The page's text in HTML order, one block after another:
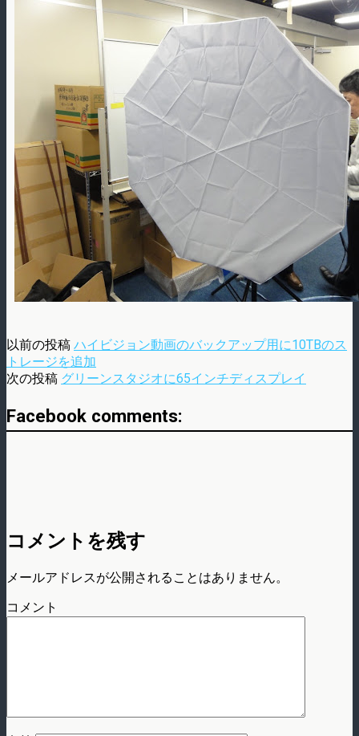
以前の投稿 ハイビジョン動画のバックアップ用に10TBのス
トレージを追加
次の投稿 グリーンスタジオに65インチディスプレイ
Facebook comments:
コメントを残す
メールアドレスが公開されることはありません。
コメント